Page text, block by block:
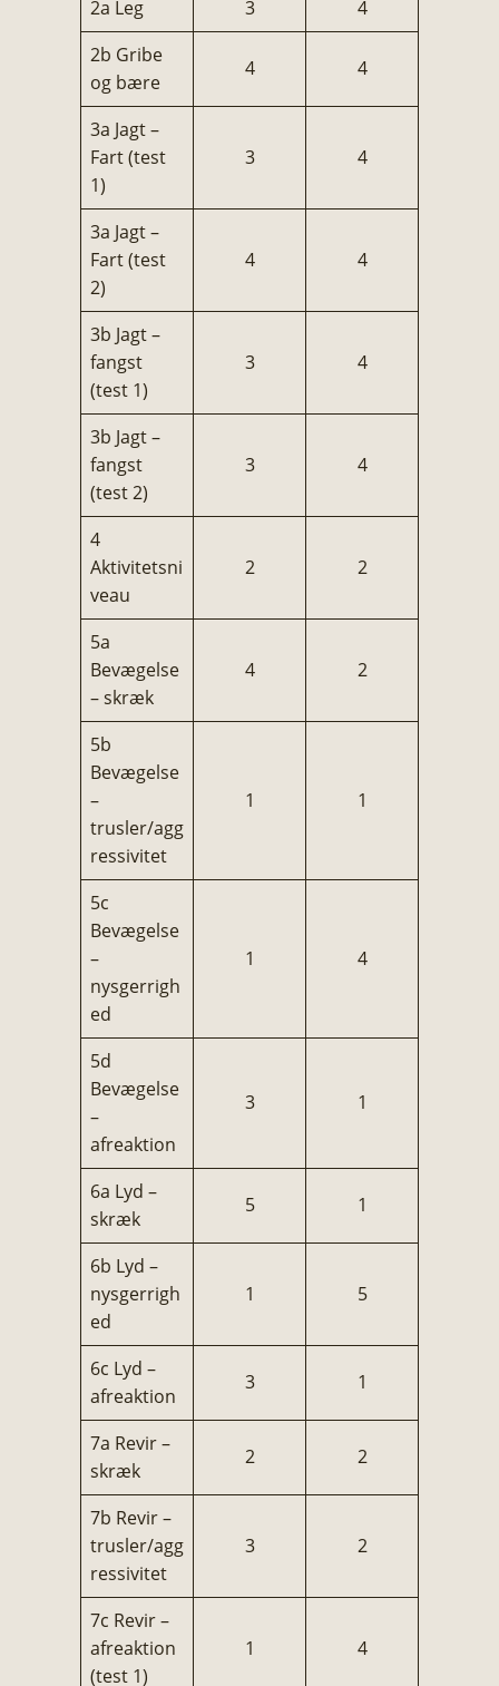
2a Leg 3
4
2b Gribe
og bære
4 4
3a Jagt –
Fart (test
1)
3 4
3a Jagt –
Fart (test
2)
4 4
3b Jagt –
fangst
(test 1)
3 4
3b Jagt –
fangst
(test 2)
3 4
4
Aktivitetsni
veau
2 2
5a
Bevægelse
– skræk
4 2
5b
Bevægelse
–
trusler/agg
ressivitet
1 1
5c
Bevægelse
–
nysgerrigh
ed
1 4
5d
Bevægelse
–
afreaktion
3 1
6a Lyd –
skræk
5 1
6b Lyd –
nysgerrigh
ed
1 5
6c Lyd –
afreaktion
3 1
7a Revir –
skræk
2 2
7b Revir –
trusler/agg
ressivitet
3 2
7c Revir –
afreaktion
(test 1)
1 4